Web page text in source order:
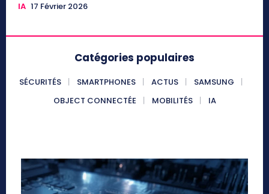
IA 17 Février 2026
Catégories populaires
SÉCURITÉS SMARTPHONES ACTUS
SAMSUNG
OBJECT CONNECTÉE
MOBILITÉS IA